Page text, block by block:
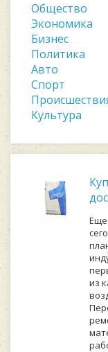
Общество
Экономика
Бизнес
Политика
Авто
Спорт
Культура
Еще
из